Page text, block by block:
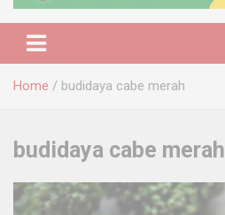
Home budidaya cabe merah
budidaya cabe merah